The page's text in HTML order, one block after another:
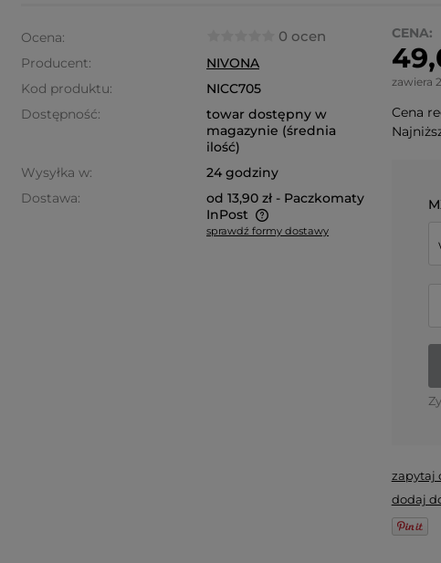
Ocena: 0 ocen
Producent:
NIVONA
Kod produktu:
NICC705
Dostępność:
towar dostępny w
magazynie (średnia
ilość)
Wysyłka w:
24 godziny
Dostawa:
od 13,90 zł - Paczkomaty
InPost
sprawdź formy dostawy
CENA:
zawiera
Cena
zapytaj
dodaj